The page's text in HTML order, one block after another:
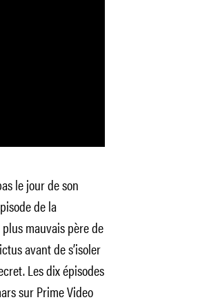
le jour de son
de la
mauvais père de
avant de s’isoler
Les dix épisodes
sur Prime Video